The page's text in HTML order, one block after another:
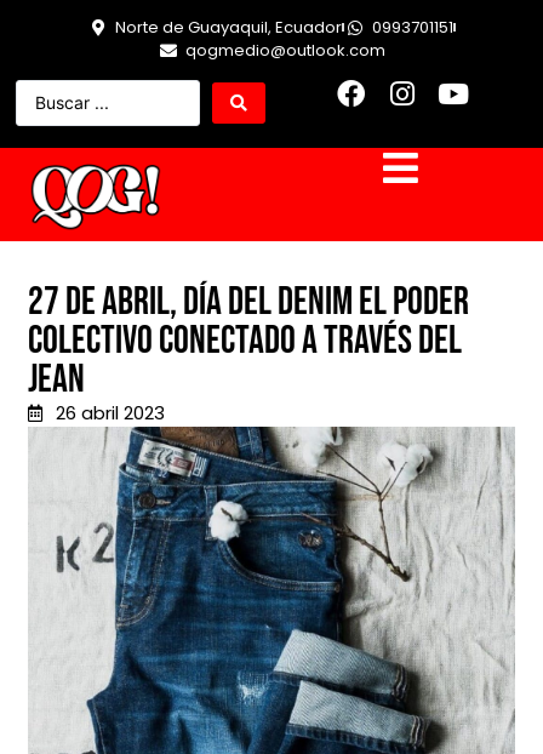
Norte de Guayaquil, Ecuador
0993701151
qogmedio@outlook.com
27 de abril, Día del denim el poder
colectivo conectado a través del
jean
26 abril 2023